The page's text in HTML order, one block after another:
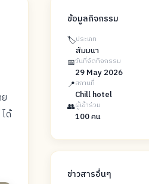
ด้
ข้อมูลกิจกรรม
🏷️ประเภท
สัมมนา
📅วันที่จัดกิจกรรม
29 May 2026
📍สถานที่
Chill hotel
👥ผู้เข้าร่วม
100 คน
ข่าวสารอื่นๆ